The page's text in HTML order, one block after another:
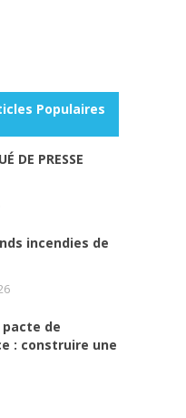
Populaires
DE PRESSE
incendies de
pacte de
: construire une